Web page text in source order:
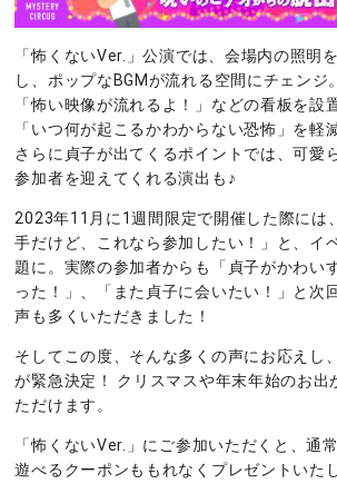
「怖くないVer.」公演では、会場内の照明
し、ポップなBGMが流れる空間にチェンジ
「怖い映像が流れるよ！」などの看板を設
「いつ何が起こるかわからない恐怖」を
さらに貞子が出てくるポイントでは、可愛
参加者を迎えてくれる演出も♪
2023年11月に1週間限定で開催した際には
手だけど、これなら参加したい！」と、イ
題に。実際の参加者からも「貞子がかわい
った！」、「また貞子に会いたい！」と次
声も多くいただきました！
そしてこの度、そんな多くの声にお応えし
が緊急決定！ クリスマスや年末年始のお出
ただけます。
「怖くないVer.」にご参加いただくと、通
遊べるクーポンももれなくプレゼントいた